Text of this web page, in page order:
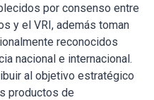
por consenso entre
y el VRI, además toman
reconocidos
nacional e internacional.
al objetivo estratégico
productos de